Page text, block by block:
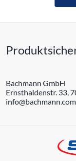
Bachmann GmbH
Ernsthaldenstr. 33,
info@bachmann.com